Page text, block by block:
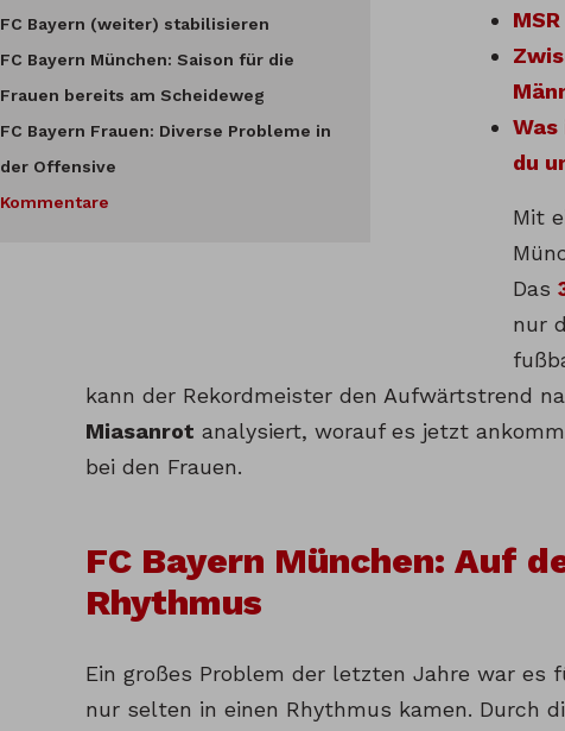
FC Bayern (weiter) stabilisieren
FC Bayern München: Saison für die
Frauen bereits am Scheideweg
FC Bayern Frauen: Diverse Probleme in
der Offensive
Kommentare
du
Mit
Das
nur
kann der Rekordmeister den Aufwärtstrend
Miasanrot analysiert, worauf es jetzt
bei den Frauen.
FC Bayern München: Auf
Rhythmus
Ein großes Problem der letzten Jahre war es
nur selten in einen Rhythmus kamen. Durch